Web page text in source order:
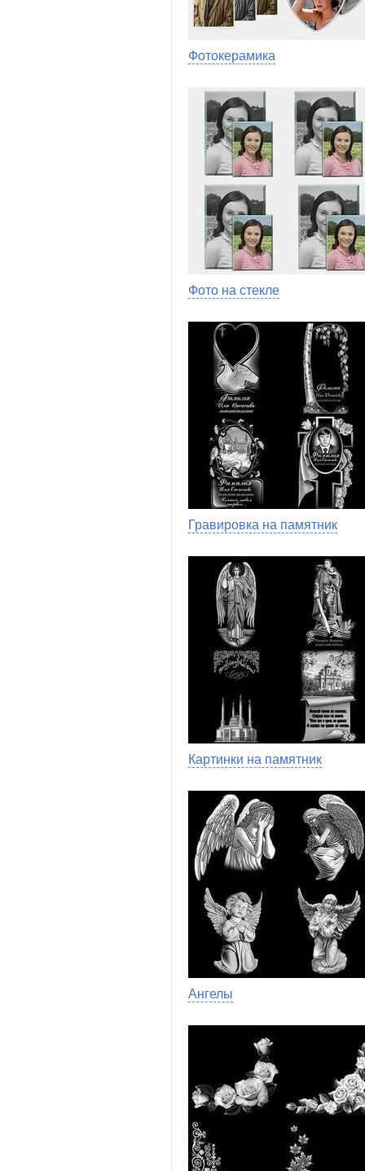
Фотокерамика
Фото на стекле
Гравировка на памятник
Картинки на памятник
Ангелы